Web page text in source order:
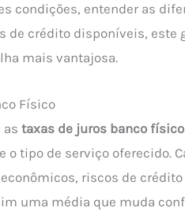
condições, entender as
de crédito disponíveis, este
mais vantajosa.
Físico
as taxas de juros banco físico
tipo de serviço oferecido.
riscos de
uma média que muda